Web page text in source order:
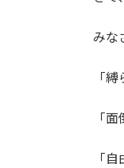
みな
「
「
「